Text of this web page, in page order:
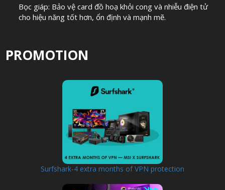
Bọc giáp: Bảo vệ card đồ hoạ khỏi cong và nhiễu điện tử
cho hiệu năng tốt hơn, ổn định và mạnh mẽ.
PROMOTION
Surfshark-4 extra months of VPN protection